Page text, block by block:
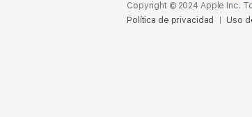
Copyright © 2024 Apple Inc.
Política de privacidad
Uso